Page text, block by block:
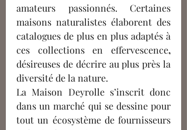
amateurs passionnés. Certaines
maisons naturalistes élaborent des
catalogues de plus en plus adaptés à
ces collections en effervescence
désireuses de décrire au plus près la
diversité de la nature.
La Maison Deyrolle s’inscrit donc
dans un marché qui se dessine pour
tout un écosystème de fournisseurs